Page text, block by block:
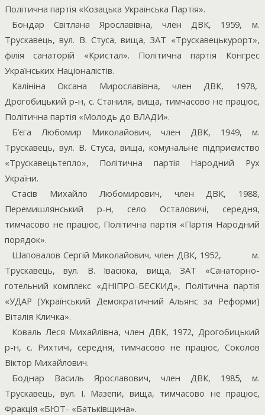
Політична партія «Козацька Українська Партія».
Бондар Світлана Ярославівна, член ДВК, 1959, м.
Трускавець, вул. В. Стуса, вища, ЗАТ «Трускавецькурорт»,
філія санаторій «Кристал». Політична партія Конгрес
Українських Націоналістів.
Калініна Оксана Мирославівна, член ДВК, 1978,
Дрогобицький р-н, с. Станиля, вища, тимчасово не працює,
Політична партія «Молодь до ВЛАДИ».
Б’єга Любомир Миколайович, член ДВК, 1949, м.
Трускавець, вул. В. Стуса, вища, комунальне підприємство
«Трускавецьтепло», Політична партія Народний Рух
України.
Стасів Михайло Любомирович, член ДВК, 1988,
Перемишлянський р-н, село Осталовичі, середня,
тимчасово не працює, Політична партія «Партія Народний
порядок».
Шаповалов Сергій Миколайович, член ДВК, 1952,
м.
Трускавець, вул. В. Івасюка, вища, ЗАТ «Санаторно-
готельний комплекс «ДНІПРО-БЕСКИД», Політична партія
«УДАР (Український Демократичний Альянс за Реформи)
Віталія Кличка».
Коваль Леся Михайлівна, член ДВК, 1972, Дрогобицький
р-н, с. Рихтичі, середня, тимчасово не працює, Соколов
Віктор Михайлович.
Боднар Василь Ярославович, член ДВК, 1985, м.
Трускавець, вул. І. Мазепи, вища, тимчасово не працює,
Фракція «БЮТ- «Батьківщина».